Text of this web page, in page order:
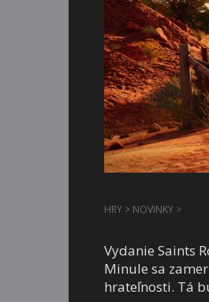
HRY > NOVINKY >
Vydanie Saints
Minule sa
hrateľnosti. Tá